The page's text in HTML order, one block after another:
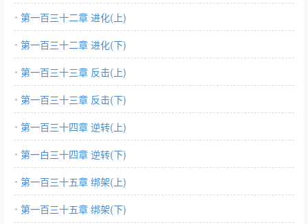
第一百三十二章 进化(上)
第一百三十二章 进化(下)
第一百三十三章 反击(上)
第一百三十三章 反击(下)
第一百三十四章 逆转(上)
第一白三十四章 逆转(下)
第一百三十五章 绑架(上)
第一百三十五章 绑架(下)